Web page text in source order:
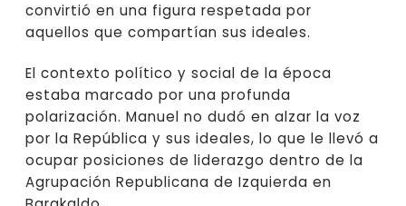
convirtió en una figura respetada por
aquellos que compartían sus ideales.
El contexto político y social de la época
estaba marcado por una profunda
polarización. Manuel no dudó en alzar la voz
por la República y sus ideales, lo que le llevó a
ocupar posiciones de liderazgo dentro de la
Agrupación Republicana de Izquierda en